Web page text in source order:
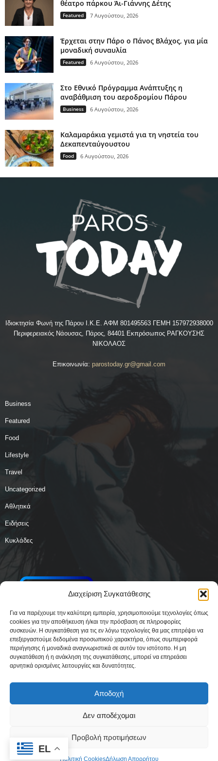
Διαχείριση Συγκατάθεσης
Για να παρέχουμε την καλύτερη εμπειρία, χρησιμοποιούμε τεχνολογίες όπως
cookies για την αποθήκευση ή/και την πρόσβαση σε πληροφορίες
συσκευών. Η συγκατάθεση για τις εν λόγω τεχνολογίες θα μας επιτρέψει να
επεξεργαστούμε δεδομένα προσωπικού χαρακτήρα, όπως συμπεριφορά
περιήγησης ή μοναδικά αναγνωριστικά σε αυτόν τον ιστότοπο. Η μη
συγκατάθεση ή η ανάκληση της συγκατάθεσης, μπορεί να επηρεάσει
αρνητικά ορισμένες λειτουργίες και δυνατότητες.
Αποδοχή
Δεν αποδέχομαι
Προβολή προτιμήσεων
Πολιτική CookiesΔήλωση Απορρήτου
θέατρο πάρκου Άι-Γιάννης Δέτης
Featured 7 Αυγούστου, 2026
Έρχεται στην Πάρο ο Πάνος Βλάχος, για μία
μοναδική συναυλία
Featured 6 Αυγούστου, 2026
Στο Εθνικό Πρόγραμμα Ανάπτυξης η
αναβάθμιση του αεροδρομίου Πάρου
Business 6 Αυγούστου, 2026
Καλαμαράκια γεμιστά για τη νηστεία του
Δεκαπενταύγουστου
Food 6 Αυγούστου, 2026
Ιδιοκτησία Φωνή της Πάρου Ι.Κ.Ε. ΑΦΜ 801495563 ΓΕΜΗ 157972938000
Περιφερειακός Νάουσας, Πάρος, 84401 Εκπρόσωπος ΡΑΓΚΟΥΣΗΣ
ΝΙΚΟΛΑΟΣ
Επικοινωνία: parostoday.gr@gmail.com
Business
Featured
Food
Lifestyle
Travel
Uncategorized
Αθλητικά
Ειδήσεις
Κυκλάδες
Όροι Χρήσης
Πολιτική απορρήτου & Cookies
Ταυτότητα
EL